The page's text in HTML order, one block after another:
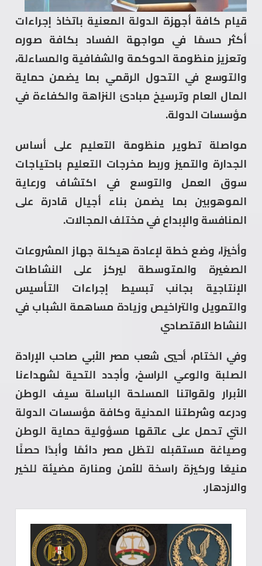
قيام كافة أجهزة الدولة المعنية باتخاذ إجراءات
أكثر حسمًا في مواجهة الفساد بكافة صوره
وتعزيز منظومة الحوكمة والشفافية والمساءلة،
والتوسع في التحول الرقمي بما يضمن حماية
المال العام وترسيخ مبادئ النزاهة والكفاءة في
مؤسسات الدولة.
مواصلة تطوير منظومة التعليم على أساس
الجدارة والتميز وربط مخرجات التعليم باحتياجات
سوق العمل والتوسع في اكتشاف ورعاية
الموهوبين بما يضمن بناء أجيال قادرة على
المنافسة والإبداع في مختلف المجالات.
وأخيرًا، وضع خطة لإعادة هيكلة جهاز المشروعات
الصغيرة والمتوسطة ليركز على النشاطات
الإنتاجية بجانب تبسيط إجراءات التأسيس
والتمويل والتراخيص وزيادة مساهمة الشباب في
النشاط الاقتصادي
وفي الختام، أحيي شعب مصر الأبي صاحب الإرادة
الصلبة والوعي الراسخ، وأجدد التحية لشهداءنا
الأبرار ولقواتنا المسلحة الباسلة سيف الوطن
ودرعه وشرطتنا المدنية وكافة مؤسسات الدولة
التي تحمل على عاتقها مسؤولية حماية الوطن
وصياغة مستقبله لتظل مصر دائمًا وأبدًا حصنًا
منيعًا وركيزة راسخة للأمن ومنارة مضيئة للخير
والازدهار.